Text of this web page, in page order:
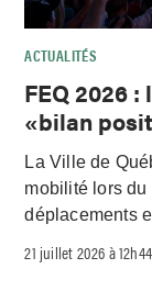
ACTUALITÉS
FEQ 2026
«bilan
La Ville de
mobilité lors
déplacements
21 juillet 2026 à 12h44